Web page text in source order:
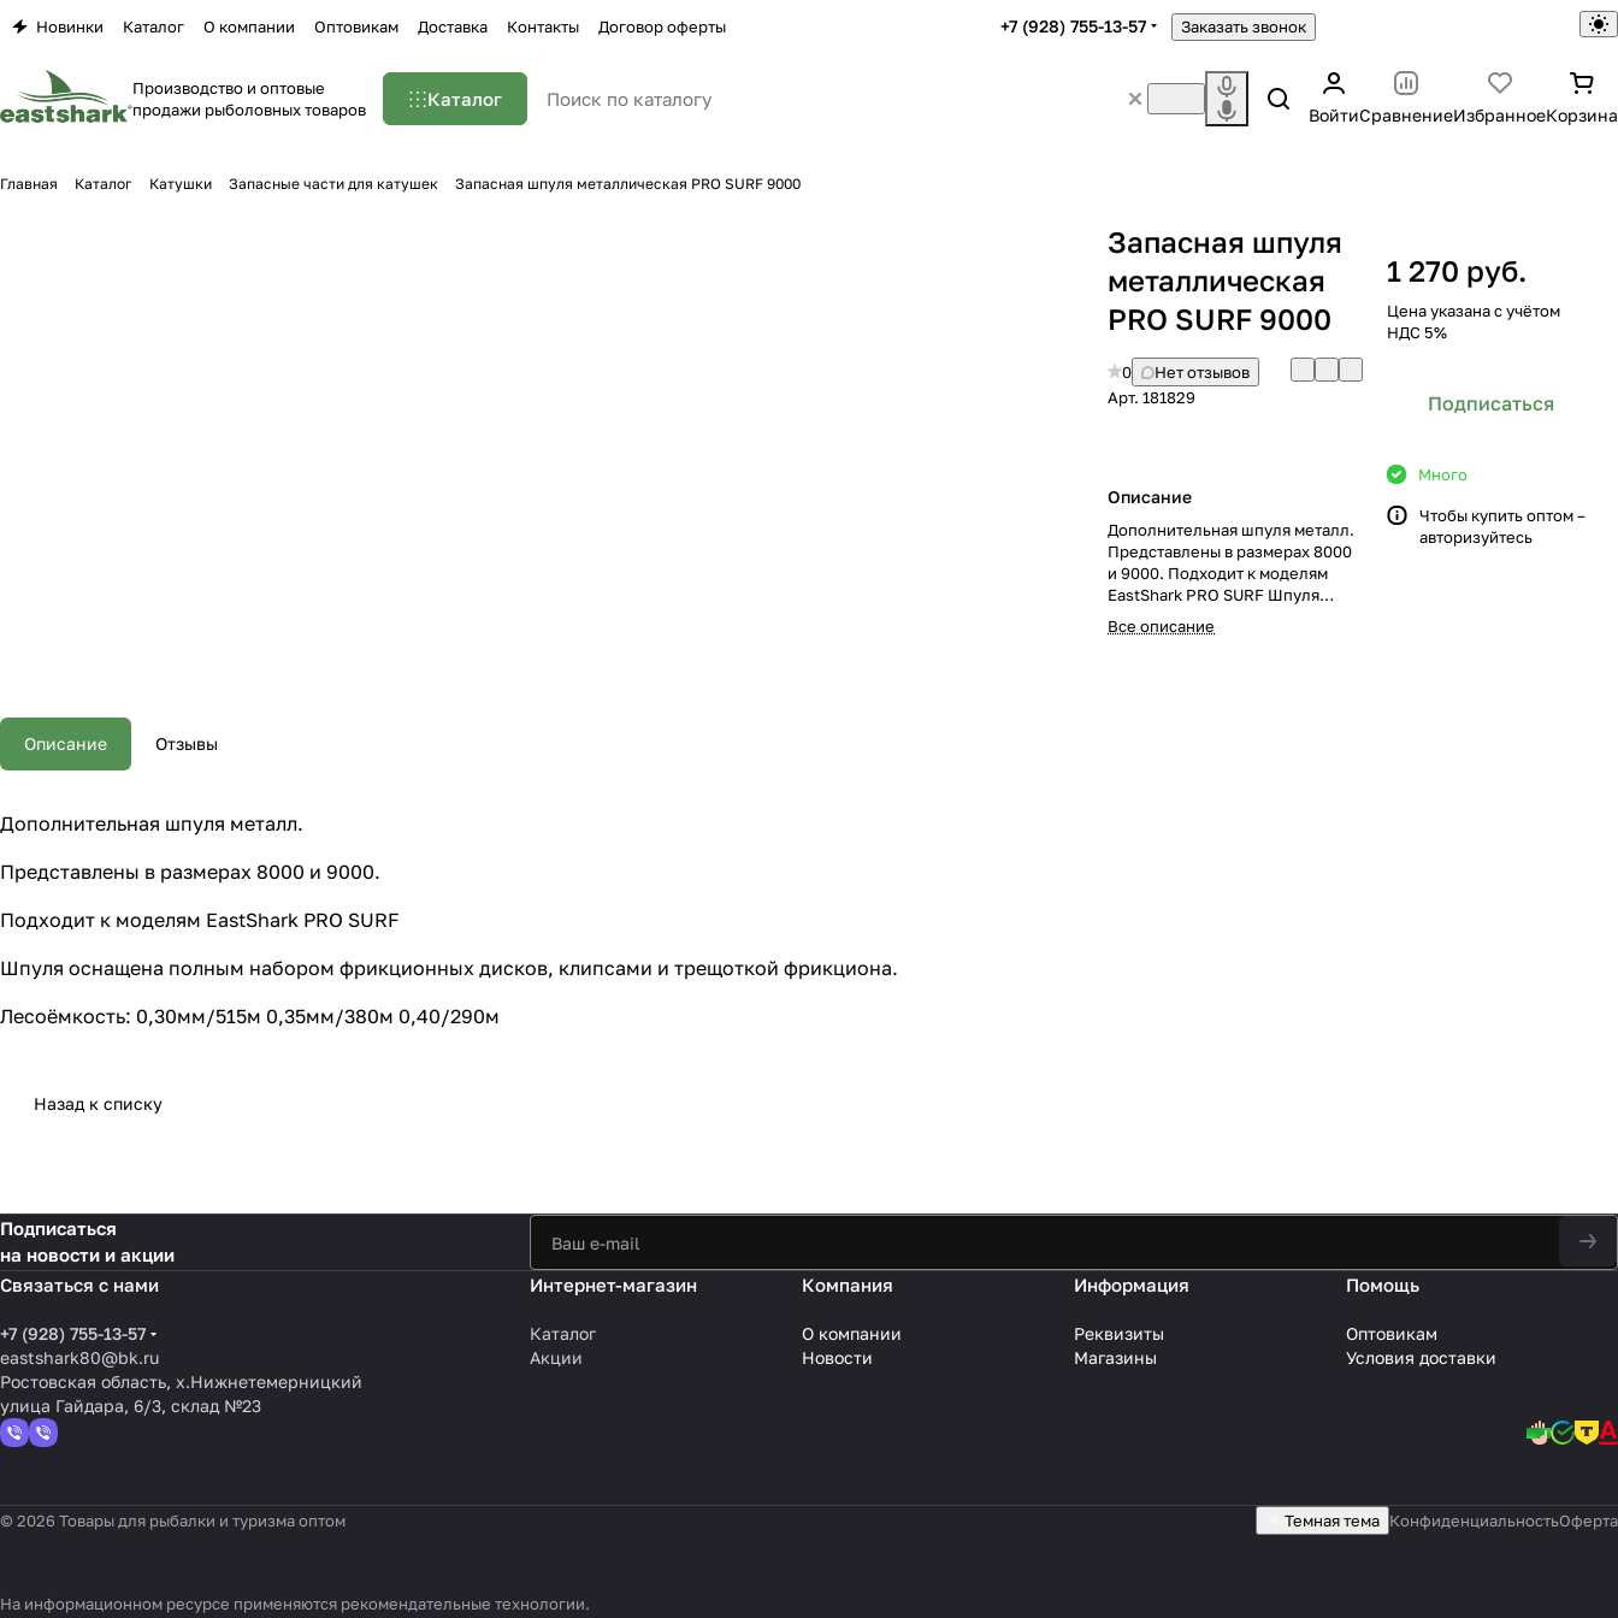
Новинки Каталог О компании Оптовикам Доставка Контакты Договор оферты +7 (928) 755-13-57 Заказать звонок
Производство и оптовые
продажи рыболовных товаров
Каталог
ВойтиСравнениеИзбранноеКорзина
Главная Каталог Катушки Запасные части для катушек Запасная шпуля металлическая PRO SURF 9000
Запасная шпуля
металлическая
PRO SURF 9000
0
Нет отзывов
Арт. 181829
Описание
Дополнительная шпуля металл.
Представлены в размерах 8000
и 9000. Подходит к моделям
EastShark PRO SURF Шпуля
оснащена полным набором
фрикционных дисков, клипсами
Все описание
1 270 руб.
Цена указана с учётом
НДС 5%
Подписаться
Много
Чтобы купить оптом –
авторизуйтесь
Описание Отзывы
Дополнительная шпуля металл.
Представлены в размерах 8000 и 9000.
Подходит к моделям EastShark PRO SURF
Шпуля оснащена полным набором фрикционных дисков, клипсами и трещоткой фрикциона.
Лесоёмкость: 0,30мм/515м 0,35мм/380м 0,40/290м
Назад к списку
Подписаться
на новости и акции
Связаться с нами
+7 (928) 755-13-57
eastshark80@bk.ru
Ростовская область, х.Нижнетемерницкий
улица Гайдара, 6/3, склад №23
Интернет-магазин
Каталог
Акции
Компания
О компании
Новости
Информация
Реквизиты
Магазины
Помощь
Оптовикам
Условия доставки
© 2026 Товары для рыбалки и туризма оптом Темная тема КонфиденциальностьОферта
На информационном ресурсе применяются рекомендательные технологии.